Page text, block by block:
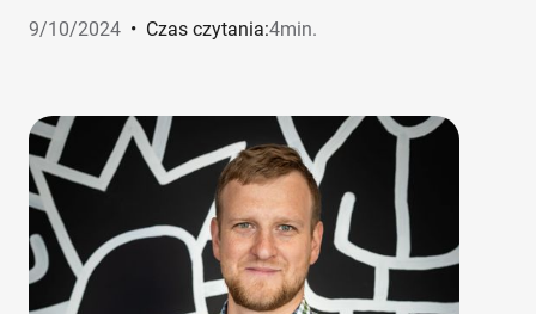
9/10/2024 • Czas czytania:4min.